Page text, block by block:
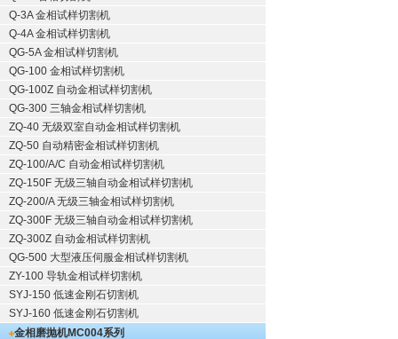
Q-3A 金相试样切割机
Q-4A 金相试样切割机
QG-5A 金相试样切割机
QG-100 金相试样切割机
QG-100Z 自动金相试样切割机
QG-300 三轴金相试样切割机
ZQ-40 无级双室自动金相试样切割机
ZQ-50 自动精密金相试样切割机
ZQ-100/A/C 自动金相试样切割机
ZQ-150F 无级三轴自动金相试样切割机
ZQ-200/A 无级三轴金相试样切割机
ZQ-300F 无级三轴自动金相试样切割机
ZQ-300Z 自动金相试样切割机
QG-500 大型液压伺服金相试样切割机
ZY-100 导轨金相试样切割机
SYJ-150 低速金刚石切割机
SYJ-160 低速金刚石切割机
金相磨抛机MC004系列